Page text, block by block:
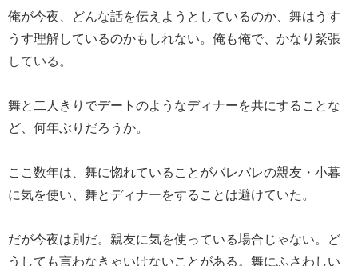
俺が今夜、どんな話を伝えようとしているのか、舞はうす
うす理解しているのかもしれない。俺も俺で、かなり緊張
している。
舞と二人きりでデートのようなディナーを共にすることな
ど、何年ぶりだろうか。
ここ数年は、舞に惚れていることがバレバレの親友・小暮
に気を使い、舞とディナーをすることは避けていた。
だが今夜は別だ。親友に気を使っている場合じゃない。ど
うしても言わなきゃいけないことがある。舞にふさわしい